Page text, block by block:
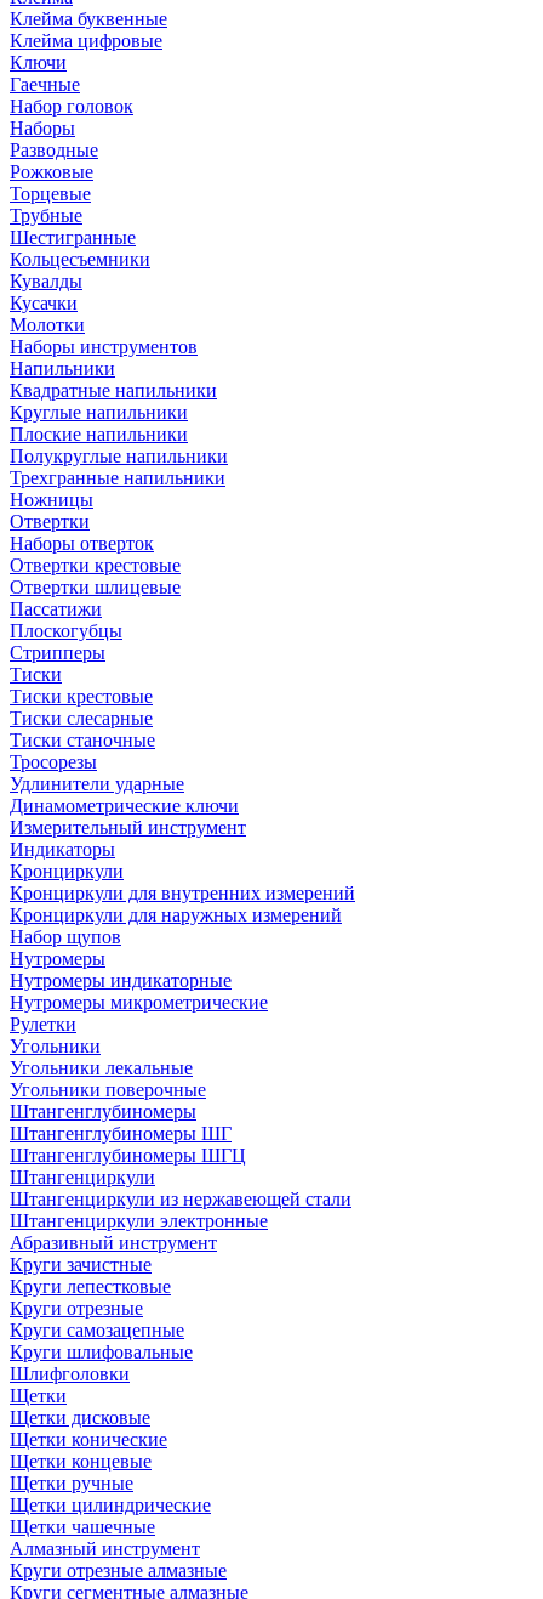
Клейма буквенные
Клейма цифровые
Ключи
Гаечные
Набор головок
Наборы
Разводные
Рожковые
Торцевые
Трубные
Шестигранные
Кольцесъемники
Кувалды
Кусачки
Молотки
Наборы инструментов
Напильники
Квадратные напильники
Круглые напильники
Плоские напильники
Полукруглые напильники
Трехгранные напильники
Ножницы
Отвертки
Наборы отверток
Отвертки крестовые
Отвертки шлицевые
Пассатижи
Плоскогубцы
Стрипперы
Тиски
Тиски крестовые
Тиски слесарные
Тиски станочные
Тросорезы
Удлинители ударные
Динамометрические ключи
Измерительный инструмент
Индикаторы
Кронциркули
Кронциркули для внутренних измерений
Кронциркули для наружных измерений
Набор щупов
Нутромеры
Нутромеры индикаторные
Нутромеры микрометрические
Рулетки
Угольники
Угольники лекальные
Угольники поверочные
Штангенглубиномеры
Штангенглубиномеры ШГ
Штангенглубиномеры ШГЦ
Штангенциркули
Штангенциркули из нержавеющей стали
Штангенциркули электронные
Абразивный инструмент
Круги зачистные
Круги лепестковые
Круги отрезные
Круги самозацепные
Круги шлифовальные
Шлифголовки
Щетки
Щетки дисковые
Щетки конические
Щетки концевые
Щетки ручные
Щетки цилиндрические
Щетки чашечные
Алмазный инструмент
Круги отрезные алмазные
Круги сегментные алмазные